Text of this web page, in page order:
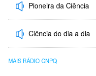
Pioneira da Ciência
Ciência do dia a dia
MAIS RÁDIO CNPQ